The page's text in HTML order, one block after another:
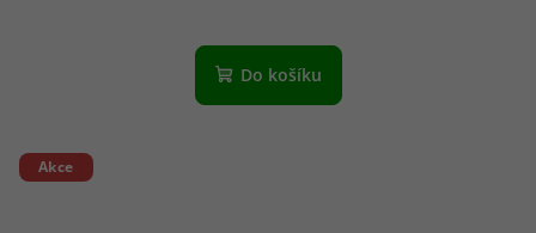
Do košíku
Akce